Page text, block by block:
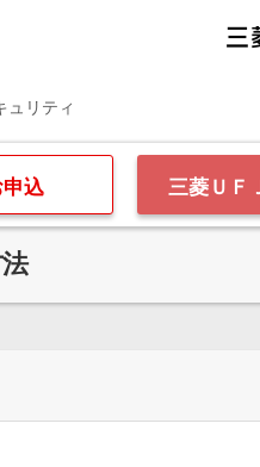
ュリティ
込 三菱ＵＦ